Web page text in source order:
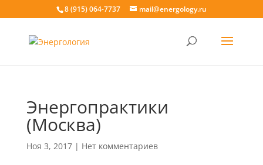
8 (915) 064-7737 mail@energology.ru
Энергопрактики
(Москва)
Ноя 3, 2017| Нет комментариев